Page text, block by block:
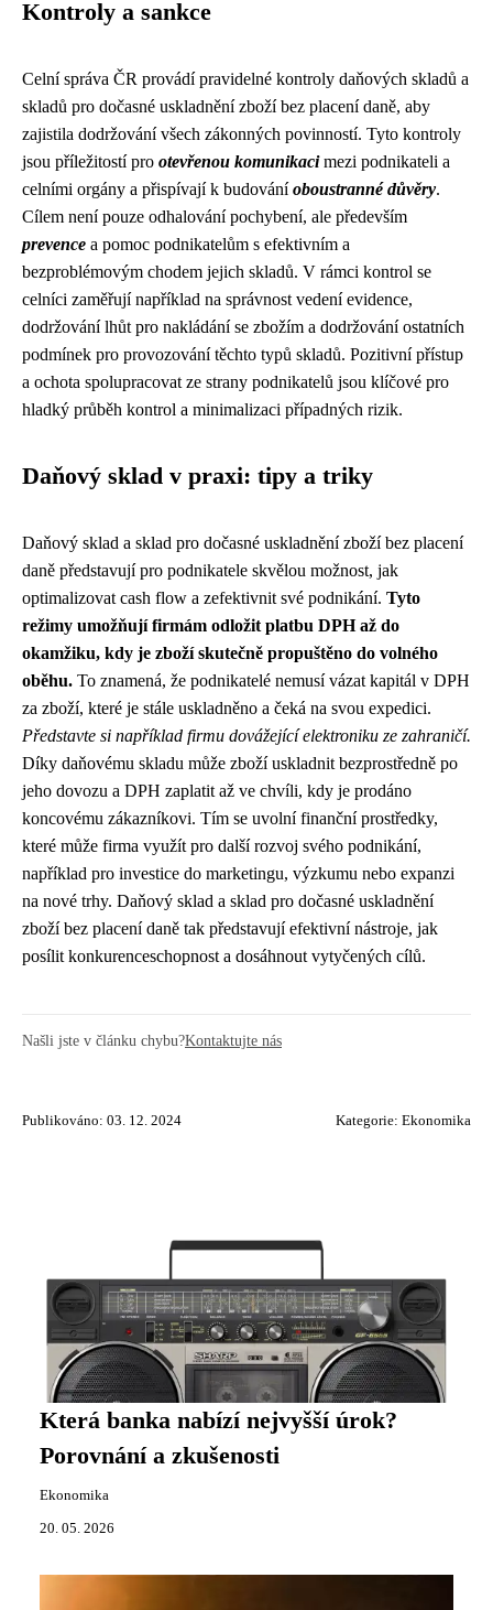
Kontroly a sankce
Celní správa ČR provádí pravidelné kontroly daňových skladů a
skladů pro dočasné uskladnění zboží bez placení daně, aby
zajistila dodržování všech zákonných povinností. Tyto kontroly
jsou příležitostí pro otevřenou komunikacimezi podnikateli a
celními orgány a přispívají k budováníoboustranné důvěry.
Cílem není pouze odhalování pochybení, ale především
prevence a pomoc podnikatelům s efektivním a
bezproblémovým chodem jejich skladů. V rámci kontrol se
celníci zaměřují například na správnost vedení evidence,
dodržování lhůt pro nakládání se zbožím a dodržování ostatních
podmínek pro provozování těchto typů skladů. Pozitivní přístup
a ochota spolupracovat ze strany podnikatelů jsou klíčové pro
hladký průběh kontrol a minimalizaci případných rizik.
Daňový sklad v praxi: tipy a triky
Daňový sklad a sklad pro dočasné uskladnění zboží bez placení
daně představují pro podnikatele skvělou možnost, jak
optimalizovat cash flow a zefektivnit své podnikání. Tyto
režimy umožňují firmám odložit platbu DPH až do
okamžiku, kdy je zboží skutečně propuštěno do volného
oběhu. To znamená, že podnikatelé nemusí vázat kapitál v DPH
za zboží, které je stále uskladněno a čeká na svou expedici.
Představte si například firmu dovážející elektroniku ze zahraničí.
Díky daňovému skladu může zboží uskladnit bezprostředně po
jeho dovozu a DPH zaplatit až ve chvíli, kdy je prodáno
koncovému zákazníkovi. Tím se uvolní finanční prostředky,
které může firma využít pro další rozvoj svého podnikání,
například pro investice do marketingu, výzkumu nebo expanzi
na nové trhy. Daňový sklad a sklad pro dočasné uskladnění
zboží bez placení daně tak představují efektivní nástroje, jak
posílit konkurenceschopnost a dosáhnout vytyčených cílů.
Našli jste v článku chybu?Kontaktujte nás
Publikováno: 03. 12. 2024 Kategorie: Ekonomika
Která banka nabízí nejvyšší úrok?
Porovnání a zkušenosti
Ekonomika
20. 05. 2026